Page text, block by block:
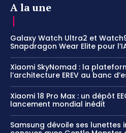
A la une
Galaxy Watch Ultra2 et
Snapdragon Wear Elite pour
Xiaomi SkyNomad : la
l’architecture EREV au banc
Xiaomi 18 Pro Max : un dépôt
lancement mondial inédit
Samsung dévoile ses lunettes